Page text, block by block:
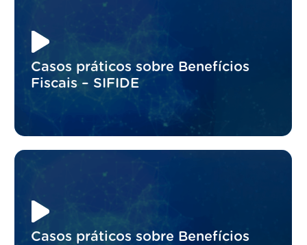
Casos práticos sobre Benefícios
Fiscais – SIFIDE
Casos práticos sobre Benefícios